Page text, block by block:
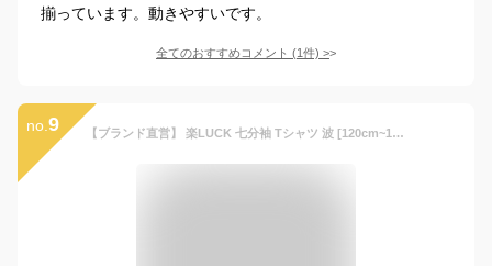
揃っています。動きやすいです。
全てのおすすめコメント (1件) >
no. 9 【ブランド直営】 楽LUCK 七分袖 Tシャツ 波 [120cm~170cm] トップス プリント カットソー 半端袖 綿 綿100 コットン ストレッチ 伸縮性 子供服 キッズ ジュニア 春 秋 通学 男の子 女の子 小学生 中学生 KRIFF MAYER KIDSクリフメイヤーキッズ【2026SS】